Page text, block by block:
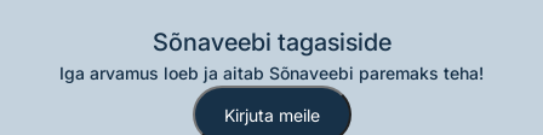
Sõnaveebi tagasiside
Iga arvamus loeb ja aitab Sõnaveebi paremaks teha!
Kirjuta meile